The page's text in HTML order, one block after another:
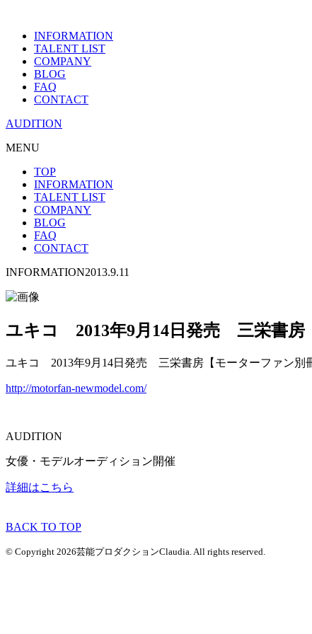
INFORMATION
TALENT LIST
COMPANY
BLOG
FAQ
CONTACT
AUDITION
MENU
TOP
INFORMATION
TALENT LIST
COMPANY
BLOG
FAQ
CONTACT
INFORMATION2013.9.11
ユキコ 2013年9月14日発売 三栄書房
ユキコ 2013年9月14日発売 三栄書房【モーターファン別
http://motorfan-newmodel.com/
AUDITION
女優・モデルオーディション開催
詳細はこちら
BACK TO TOP
© Copyright 2026芸能プロダクションClaudia. All rights reserved.